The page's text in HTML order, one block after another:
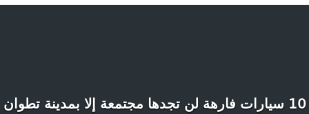
10 سيارات فارهة لن تجدها مجتمعة إلا بمدينة تطوان